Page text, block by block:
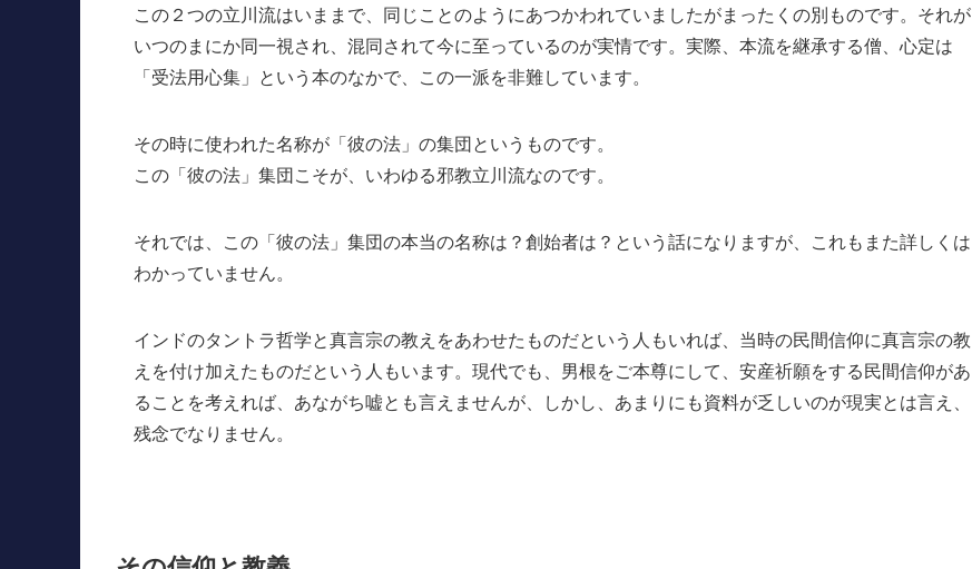
この２つの立川流はいままで、同じことのようにあつかわれていましたがまったくの別ものです。それが
いつのまにか同一視され、混同されて今に至っているのが実情です。実際、本流を継承する僧、心定は
「受法用心集」という本のなかで、この一派を非難しています。
その時に使われた名称が「彼の法」の集団というものです。
この「彼の法」集団こそが、いわゆる邪教立川流なのです。
それでは、この「彼の法」集団の本当の名称は？創始者は？という話になりますが、これもまた詳しくは
わかっていません。
インドのタントラ哲学と真言宗の教えをあわせたものだという人もいれば、当時の民間信仰に真言宗の教
えを付け加えたものだという人もいます。現代でも、男根をご本尊にして、安産祈願をする民間信仰があ
ることを考えれば、あながち嘘とも言えませんが、しかし、あまりにも資料が乏しいのが現実とは言え、
残念でなりません。